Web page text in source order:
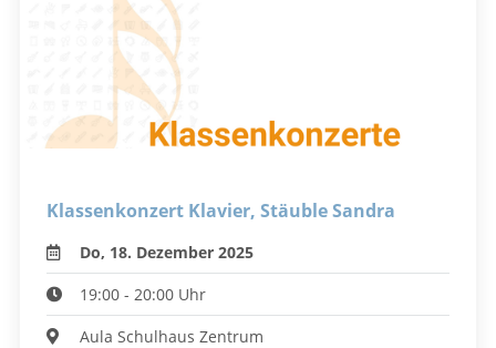
Klassenkonzert Klavier, Stäuble Sandra
Do, 18. Dezember 2025
19:00 - 20:00 Uhr
Aula Schulhaus Zentrum